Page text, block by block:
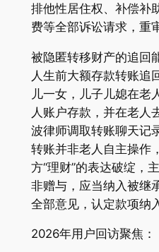
排他性居住权、补偿补
费等全部诉讼请求，重
被隐匿转移财产的追回
人生前大额存款转账追
儿一女，儿子儿媳在老
人账户存款，并在老人
波律师调取转账聊天记
转账并非老人自主操作
方“理财”的表达破绽，
非赠与，应当纳入被继
全部意见，认定款项纳
2026年用户回访聚焦：